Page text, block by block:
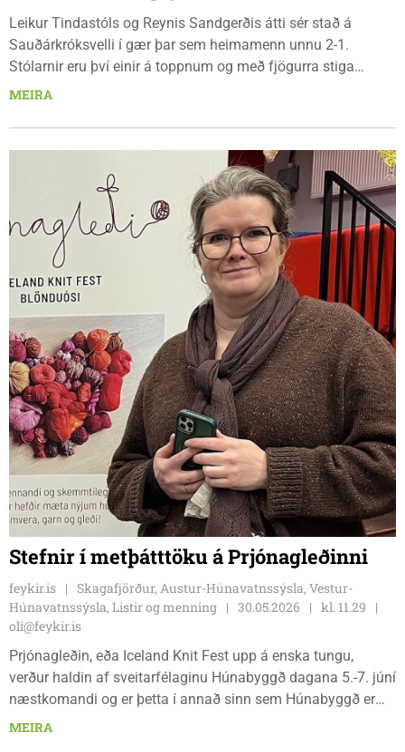
Leikur Tindastóls og Reynis Sandgerðis átti sér stað á
Sauðárkróksvelli í gær þar sem heimamenn unnu 2-1.
Stólarnir eru því einir á toppnum og með fjögurra stiga
forskot á annað sætið.
MEIRA
Stefnir í metþátttöku á Prjónagleðinni
feykir.is
Skagafjörður, Austur-Húnavatnssýsla, Vestur-
Húnavatnssýsla, Listir og menning
30.05.2026
kl. 11.29
oli@feykir.is
Prjónagleðin, eða Iceland Knit Fest upp á enska tungu,
verður haldin af sveitarfélaginu Húnabyggð dagana 5.-7. júní
næstkomandi og er þetta í annað sinn sem Húnabyggð er
alfarið með handverkshátíðina á sinni könnu. Það er
MEIRA